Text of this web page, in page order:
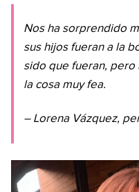
Nos ha sorprendido
sus hijos fueran a la
sido que fueran, pero
la cosa muy fea.
– Lorena Vázquez,